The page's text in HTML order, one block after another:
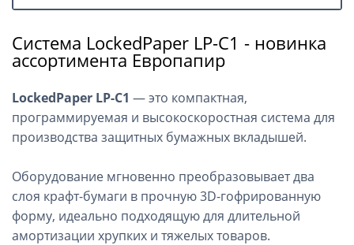
Система LockedPaper LP-C1 - новинка
ассортимента Европапир
LockedPaper LP-C1 — это компактная,
программируемая и высокоскоростная система для
производства защитных бумажных вкладышей.
Оборудование мгновенно преобразовывает два
слоя крафт-бумаги в прочную 3D-гофрированную
форму, идеально подходящую для длительной
амортизации хрупких и тяжелых товаров.